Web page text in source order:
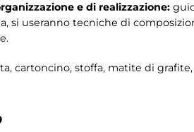
e di realizzazione:
si useranno tecniche di
cartoncino, stoffa, matite di